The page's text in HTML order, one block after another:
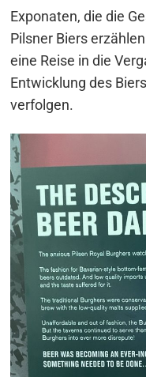
Exponaten, die die
Pilsner Biers
eine Reise in die
Entwicklung des
verfolgen.